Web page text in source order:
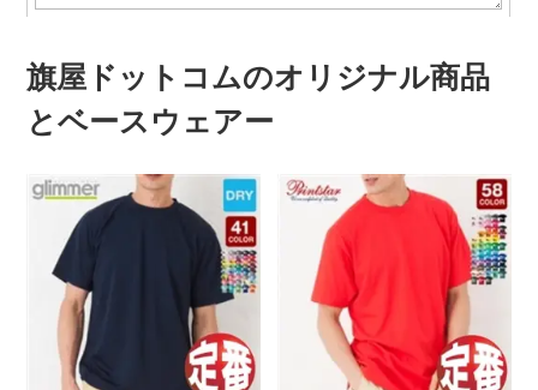
旗屋ドットコムのオリジナル商品
とベースウェアー